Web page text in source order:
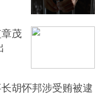
茂
胡怀邦涉受贿被逮